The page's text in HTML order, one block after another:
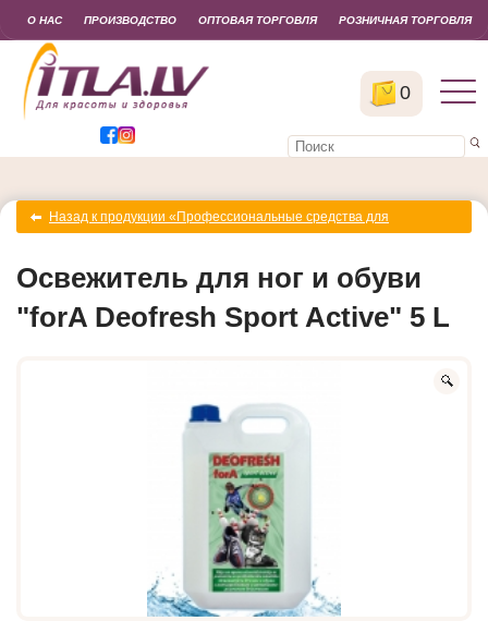
0
О НАС ПРОИЗВОДСТВО ОПТОВАЯ ТОРГОВЛЯ РОЗНИЧНАЯ ТОРГОВЛЯ
Назад к продукции «Профессиональные средства для
Освежитель для ног и обуви
"forA Deofresh Sport Active" 5 L